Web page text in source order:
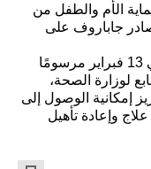
الأم والطفل من
جاباروف على
يُذكر أن الرئيس صادر جاباروف أصدر في 13 فبراير مرسومًا
لوزارة الصحة،
إمكانية الوصول إلى
وإعادة تأهيل